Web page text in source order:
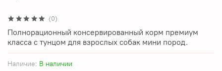
(0)
Наличие: В наличии
Полнорационный консервированный корм премиум
класса с тунцом для взрослых собак мини пород.